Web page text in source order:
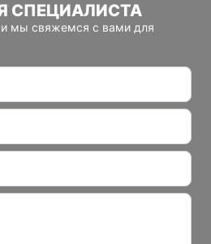
СПЕЦИАЛИСТА
и мы свяжемся с вами для